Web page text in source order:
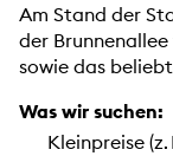
Am Stand der
der
sowie das
Was wir suchen:
Kleinpreise